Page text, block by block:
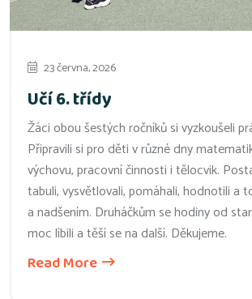
23 června, 2026
Učí 6. třídy
Žáci obou šestých ročníků si vyzkoušeli
Připravili si pro děti v různé dny
výchovu, pracovní činnosti i tělocvik.
tabuli, vysvětlovali, pomáhali, hodnotili a
a nadšením. Druháčkům se hodiny od
moc líbili a těší se na další. Děkujeme.
Read More